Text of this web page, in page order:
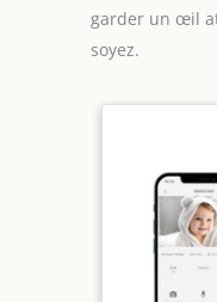
garder un œil
soyez.